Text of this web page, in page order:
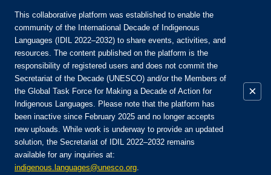
Присоединяйтесь к сообществу:
Авторизоваться
EN
FR
Назад
This collaborative platform was established to enable the
community of the International Decade of Indigenous
Languages (IDIL 2022–2032) to share events, activities, and
resources. The content published on the platform is the
responsibility of registered users and does not commit the
Secretariat of the Decade (UNESCO) and/or the Members of
the Global Task Force for Making a Decade of Action for
Indigenous Languages. Please note that the platform has
been inactive since February 2025 and no longer accepts
new uploads. While work is underway to provide an updated
solution, the Secretariat of IDIL 2022–2032 remains
available for any inquiries at:
indigenous.languages@unesco.org.
×